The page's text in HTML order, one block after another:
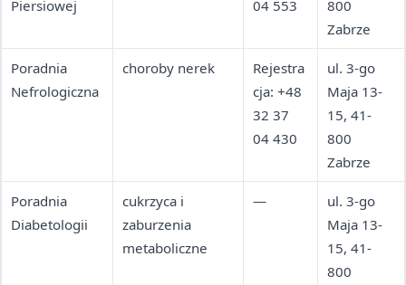
Piersiowej
04 553
800
Zabrze
Poradnia
Nefrologiczna
choroby nerek
Rejestra
cja: +48
32 37
04 430
ul. 3-go
Maja 13-
15, 41-
800
Zabrze
Poradnia
Diabetologii
cukrzyca i
zaburzenia
metaboliczne
—
ul. 3-go
Maja 13-
15, 41-
800